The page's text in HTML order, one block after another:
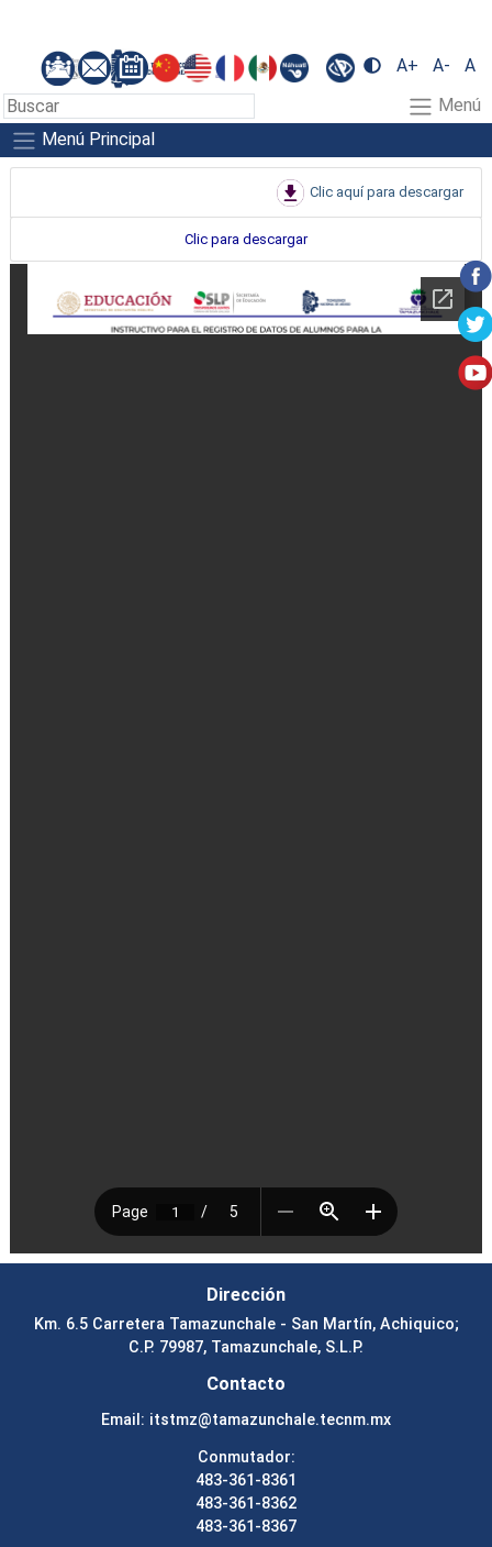
A+ A- A
Menú
Menú Principal
Clic aquí para descargar
Clic para descargar
Dirección
Km. 6.5 Carretera Tamazunchale - San Martín, Achiquico;
C.P. 79987, Tamazunchale, S.L.P.
Contacto
Email: itstmz@tamazunchale.tecnm.mx
Conmutador:
483-361-8361
483-361-8362
483-361-8367